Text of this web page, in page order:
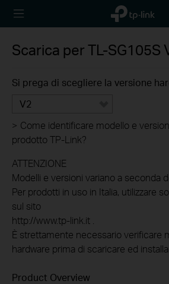
TP-Link,
Reliably
Scarica perTL-SG105S
Si prega di scegliere la versione
V2
> Come identificare modello e
prodotto TP-Link?
ATTENZIONE
Modelli e versioni variano a seconda
Per prodotti in uso in Italia, utilizzare
sul sito
http://www.tp-link.it .
È strettamente necessario verificare
hardware prima di scaricare ed
Product Overview